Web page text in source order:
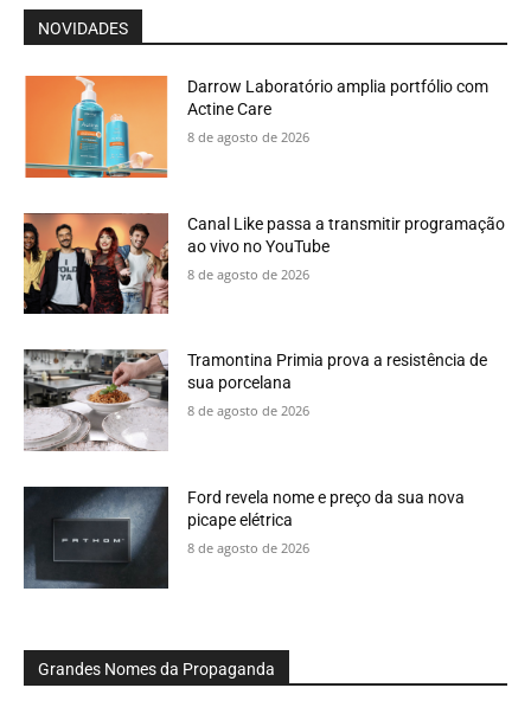
NOVIDADES
Darrow Laboratório amplia portfólio com
Actine Care
8 de agosto de 2026
Canal Like passa a transmitir programação
ao vivo no YouTube
8 de agosto de 2026
Tramontina Primia prova a resistência de
sua porcelana
8 de agosto de 2026
Ford revela nome e preço da sua nova
picape elétrica
8 de agosto de 2026
Grandes Nomes da Propaganda